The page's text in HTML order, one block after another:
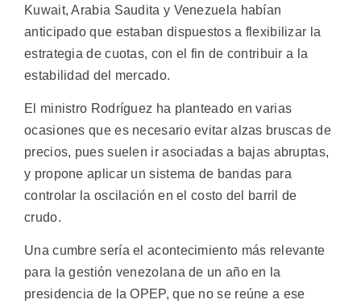
Kuwait, Arabia Saudita y Venezuela habían
anticipado que estaban dispuestos a flexibilizar la
estrategia de cuotas, con el fin de contribuir a la
estabilidad del mercado.
El ministro Rodríguez ha planteado en varias
ocasiones que es necesario evitar alzas bruscas de
precios, pues suelen ir asociadas a bajas abruptas,
y propone aplicar un sistema de bandas para
controlar la oscilación en el costo del barril de
crudo.
Una cumbre sería el acontecimiento más relevante
para la gestión venezolana de un año en la
presidencia de la OPEP, que no se reúne a ese